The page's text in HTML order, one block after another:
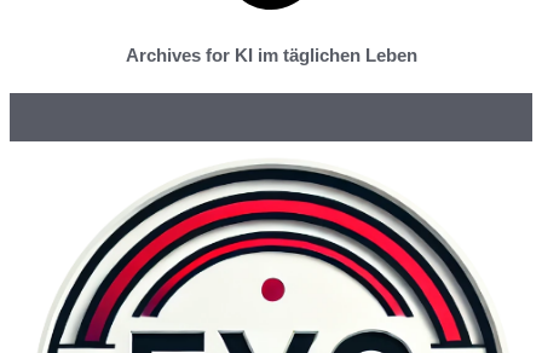
Archives for KI im täglichen Leben